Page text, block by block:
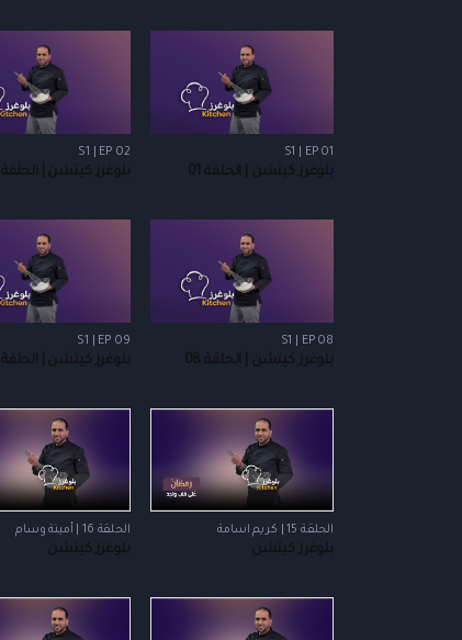
S1 | EP 01
بلوغرز كيتشن | الحلقة 01
S1 | EP 02
بلوغرز كيتشن | الحلقة 02
S1 | EP 08
بلوغرز كيتشن | الحلقة 08
S1 | EP 09
بلوغرز كيتشن | الحلقة 09
الحلقة 15 | كريم اسامة
بلوغرز كيتشن
الحلقة 16 | أمينة وسام
بلوغرز كيتشن